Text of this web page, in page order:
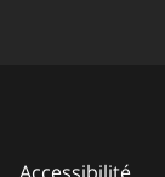
Accessibilité